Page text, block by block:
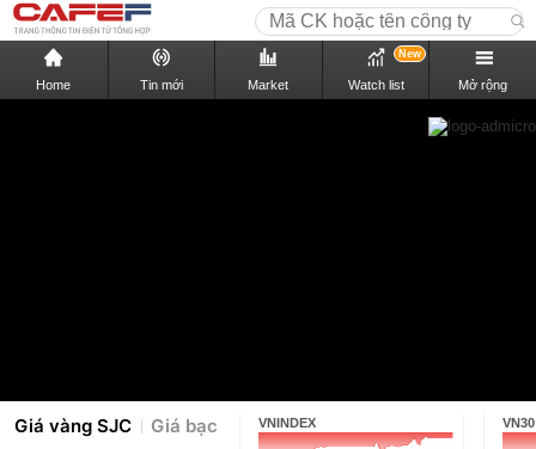
Home Tin mới Market Watch list
New
Mở rộng
Giá vàng SJC Giá bạc VNINDEX VN30